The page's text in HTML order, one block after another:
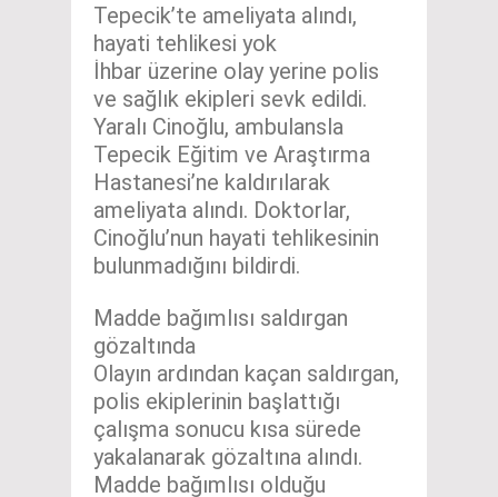
Tepecik’te ameliyata alındı,
hayati tehlikesi yok
İhbar üzerine olay yerine polis
ve sağlık ekipleri sevk edildi.
Yaralı Cinoğlu, ambulansla
Tepecik Eğitim ve Araştırma
Hastanesi’ne kaldırılarak
ameliyata alındı. Doktorlar,
Cinoğlu’nun hayati tehlikesinin
bulunmadığını bildirdi.
Madde bağımlısı saldırgan
gözaltında
Olayın ardından kaçan saldırgan,
polis ekiplerinin başlattığı
çalışma sonucu kısa sürede
yakalanarak gözaltına alındı.
Madde bağımlısı olduğu